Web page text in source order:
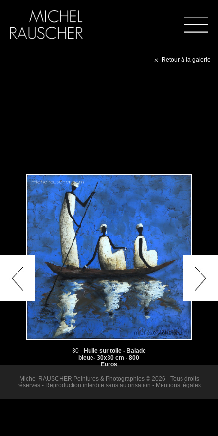
Retour à la galerie
30 - Huile sur toile - Balade
bleue- 30x30 cm - 800
Euros
Michel RAUSCHER Peintures & Photographies © 2026 - Tous droits
réservés - Reproduction interdite sans autorisation - Mentions légales